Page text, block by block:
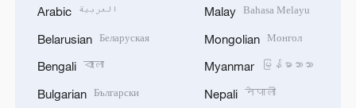
Arabic العربية
Belarusian Беларуская
Bengali বাংলা
Bulgarian Български
Malay Bahasa Melayu
Mongolian Монгол
Myanmar မြန်မာဘာသာ
Nepali नेपाली